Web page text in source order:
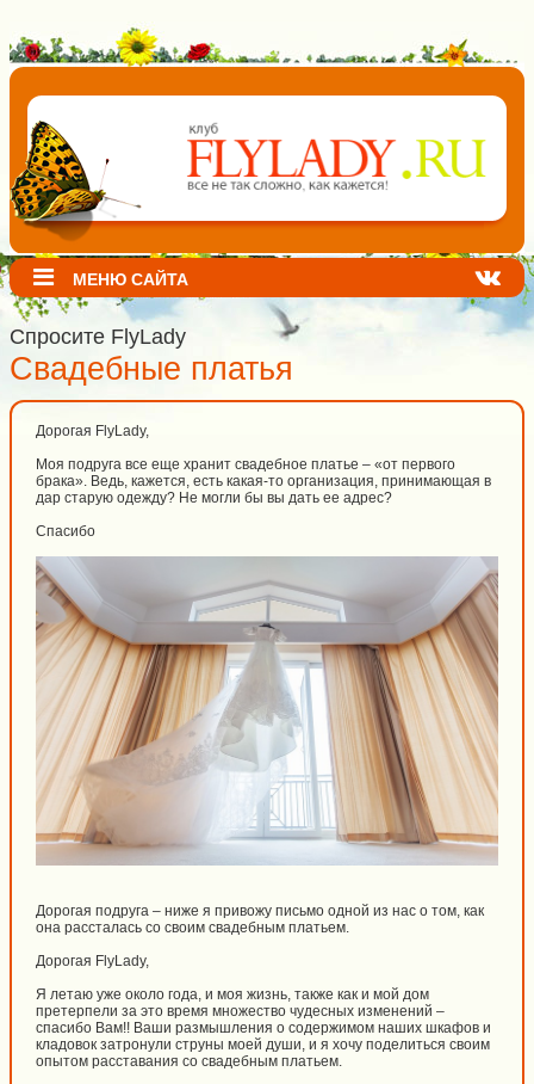
МЕНЮ САЙТА
Спросите FlyLady
Свадебные платья
Дорогая FlyLady,
Моя подруга все еще хранит свадебное платье – «от первого
брака». Ведь, кажется, есть какая-то организация, принимающая в
дар старую одежду? Не могли бы вы дать ее адрес?
Спасибо
Дорогая подруга – ниже я привожу письмо одной из нас о том, как
она рассталась со своим свадебным платьем.
Дорогая FlyLady,
Я летаю уже около года, и моя жизнь, также как и мой дом
претерпели за это время множество чудесных изменений –
спасибо Вам!! Ваши размышления о содержимом наших шкафов и
кладовок затронули струны моей души, и я хочу поделиться своим
опытом расставания со свадебным платьем.